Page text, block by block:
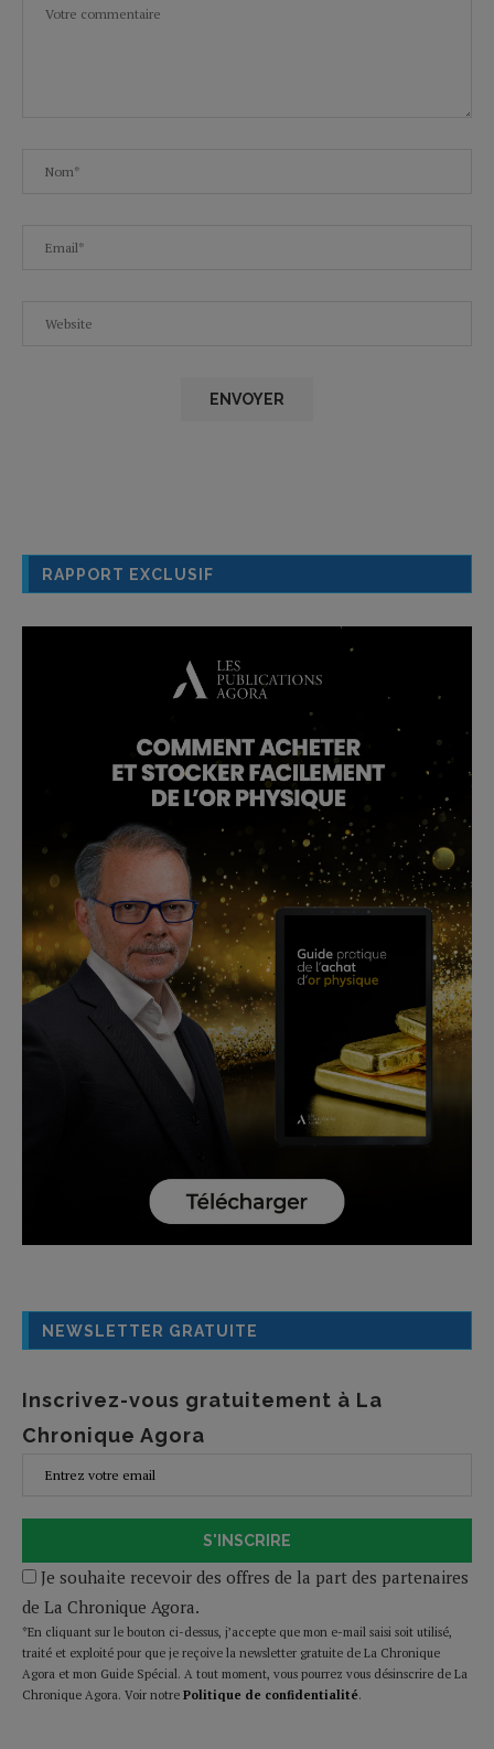
RAPPORT EXCLUSIF
NEWSLETTER GRATUITE
Inscrivez-vous gratuitement à La
Chronique Agora
S'INSCRIRE
Je souhaite recevoir des offres de la part des partenaires
de La Chronique Agora.
*En cliquant sur le bouton ci-dessus, j’accepte que mon e-mail saisi soit utilisé,
traité et exploité pour que je reçoive la newsletter gratuite de La Chronique
Agora et mon Guide Spécial. A tout moment, vous pourrez vous désinscrire de La
Chronique Agora. Voir notre Politique de confidentialité.